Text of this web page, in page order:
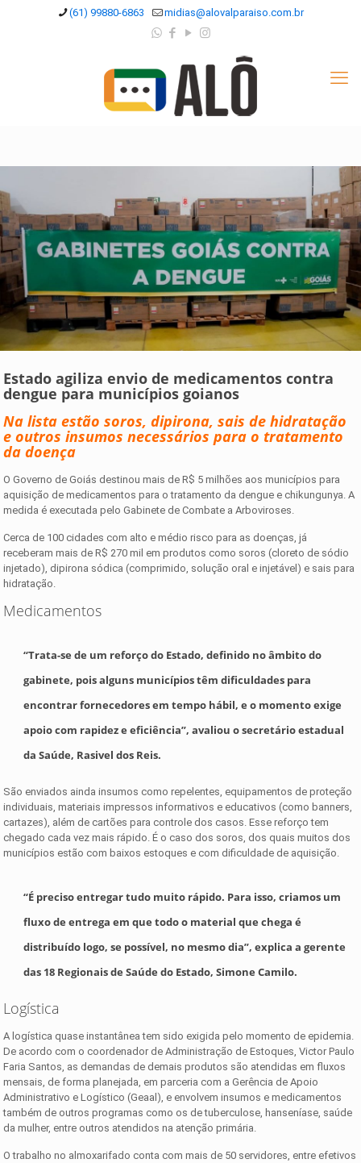
(61) 99880-6863 midias@alovalparaiso.com.br
Estado agiliza envio de medicamentos contra
dengue para municípios goianos
Na lista estão soros, dipirona, sais de hidratação
e outros insumos necessários para o tratamento
da doença
O Governo de Goiás destinou mais de R$ 5 milhões aos municípios para
aquisição de medicamentos para o tratamento da dengue e chikungunya. A
medida é executada pelo Gabinete de Combate a Arboviroses.
Cerca de 100 cidades com alto e médio risco para as doenças, já
receberam mais de R$ 270 mil em produtos como soros (cloreto de sódio
injetado), dipirona sódica (comprimido, solução oral e injetável) e sais para
hidratação.
Medicamentos
“Trata-se de um reforço do Estado, definido no âmbito do
gabinete, pois alguns municípios têm dificuldades para
encontrar fornecedores em tempo hábil, e o momento exige
apoio com rapidez e eficiência”, avaliou o secretário estadual
da Saúde, Rasivel dos Reis.
São enviados ainda insumos como repelentes, equipamentos de proteção
individuais, materiais impressos informativos e educativos (como banners,
cartazes), além de cartões para controle dos casos. Esse reforço tem
chegado cada vez mais rápido. É o caso dos soros, dos quais muitos dos
municípios estão com baixos estoques e com dificuldade de aquisição.
“É preciso entregar tudo muito rápido. Para isso, criamos um
fluxo de entrega em que todo o material que chega é
distribuído logo, se possível, no mesmo dia”, explica a gerente
das 18 Regionais de Saúde do Estado, Simone Camilo.
Logística
A logística quase instantânea tem sido exigida pelo momento de epidemia.
De acordo com o coordenador de Administração de Estoques, Victor Paulo
Faria Santos, as demandas de demais produtos são atendidas em fluxos
mensais, de forma planejada, em parceria com a Gerência de Apoio
Administrativo e Logístico (Geaal), e envolvem insumos e medicamentos
também de outros programas como os de tuberculose, hanseníase, saúde
da mulher, entre outros atendidos na atenção primária.
O trabalho no almoxarifado conta com mais de 50 servidores, entre efetivos